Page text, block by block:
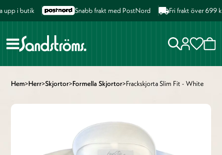
i butik Snabb frakt med PostNord Fri frakt över 699 kr
Hem>Herr>Skjortor>Formella Skjortor>Frackskjorta Slim Fit - White